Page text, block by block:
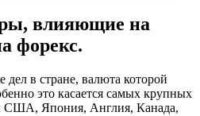
влияющие на
форекс.
дел в стране, валюта которой
это касается самых крупных
США, Япония, Англия, Канада,